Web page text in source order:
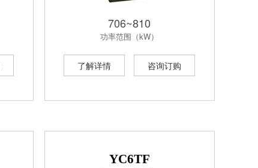
706~810
功率范围（kW）
了解详情 咨询订购
YC6TF